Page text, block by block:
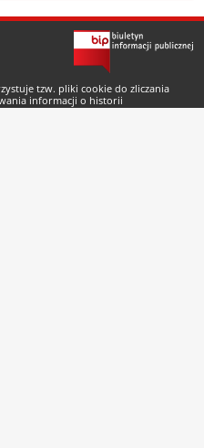
tzw. pliki cookie do zliczania
informacji o historii